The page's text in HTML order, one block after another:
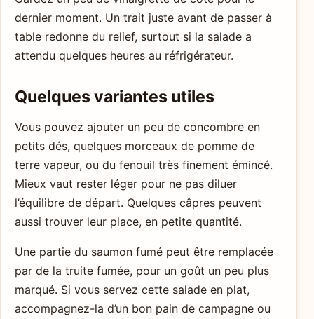
dernier moment. Un trait juste avant de passer à
table redonne du relief, surtout si la salade a
attendu quelques heures au réfrigérateur.
Quelques variantes utiles
Vous pouvez ajouter un peu de concombre en
petits dés, quelques morceaux de pomme de
terre vapeur, ou du fenouil très finement émincé.
Mieux vaut rester léger pour ne pas diluer
l’équilibre de départ. Quelques câpres peuvent
aussi trouver leur place, en petite quantité.
Une partie du saumon fumé peut être remplacée
par de la truite fumée, pour un goût un peu plus
marqué. Si vous servez cette salade en plat,
accompagnez-la d’un bon pain de campagne ou